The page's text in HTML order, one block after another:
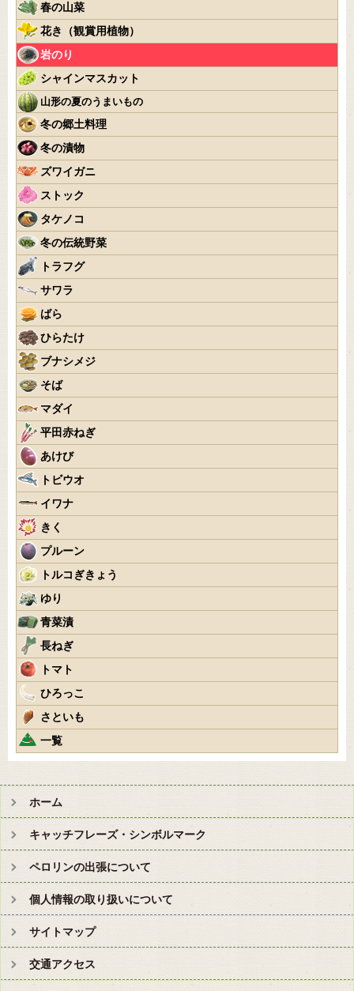
春の山菜
花き（観賞用植物）
岩のり
シャインマスカット
山形の夏のうまいもの
冬の郷土料理
冬の漬物
ズワイガニ
ストック
タケノコ
冬の伝統野菜
トラフグ
サワラ
ばら
ひらたけ
ブナシメジ
そば
マダイ
平田赤ねぎ
あけび
トビウオ
イワナ
きく
プルーン
トルコぎきょう
ゆり
青菜漬
長ねぎ
トマト
ひろっこ
さといも
一覧
ホーム
キャッチフレーズ・シンボルマーク
ペロリンの出張について
個人情報の取り扱いについて
サイトマップ
交通アクセス